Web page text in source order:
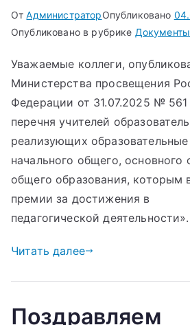
ОтАдминистраторОпубликовано
Опубликовано в рубрике Документы
Уважаемые коллеги,
Министерства просвещения
Федерации от 31.07.2025 №
перечня учителей
реализующих
начального общего, основного
общего образования, которым
премии за достижения в
педагогической деятельности».
Читать далее
Поздравляем